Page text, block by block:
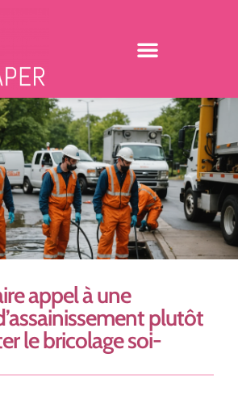
appel à une
plutôt
le bricolage soi-